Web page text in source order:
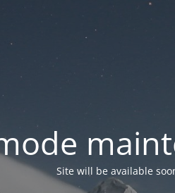
Site will be available